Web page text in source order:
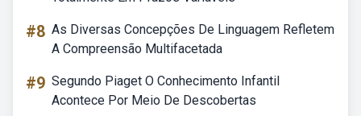
#8 As Diversas Concepções De Linguagem Refletem
A Compreensão Multifacetada
#9 Segundo Piaget O Conhecimento Infantil
Acontece Por Meio De Descobertas